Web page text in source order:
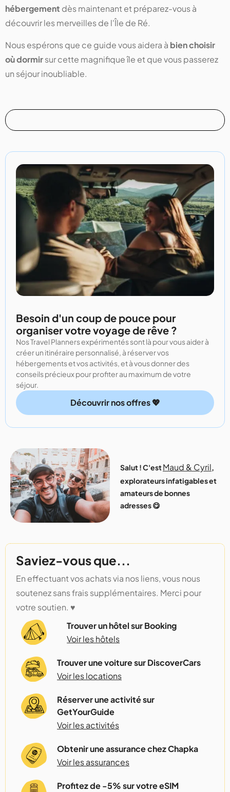
hébergement dès maintenant et préparez-vous à
découvrir les merveilles de l'Île de Ré.
Nous espérons que ce guide vous aidera à bien choisir
où dormirsur cette magnifique île et que vous passerez
un séjour inoubliable.
Besoin d'un coup de pouce pour
organiser votre voyage de rêve ?
Nos Travel Planners expérimentés sont là pour vous aider à
créer un itinéraire personnalisé, à réserver vos
hébergements et vos activités, et à vous donner des
conseils précieux pour profiter au maximum de votre
séjour.
Découvrir nos offres 💖
Salut ! C'estMaud & Cyril
explorateurs infatigables et
amateurs de bonnes
adresses 😋
Saviez-vous que...
En effectuant vos achats via nos liens, vous nous
soutenez sans frais supplémentaires. Merci pour
votre soutien. ♥️
Trouver un hôtel sur Booking
Voir les hôtels
Trouver une voiture sur DiscoverCars
Voir les locations
Réserver une activité sur
GetYourGuide
Voir les activités
Obtenir une assurance chez Chapka
Voir les assurances
Profitez de -5% sur votre eSIM